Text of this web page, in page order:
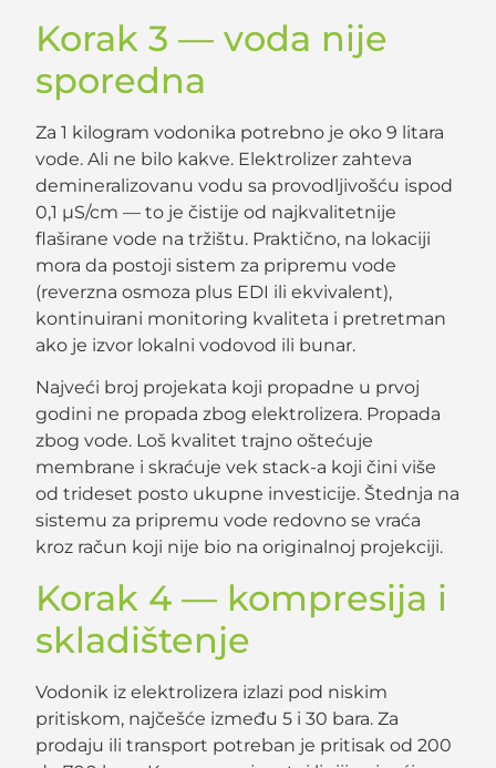
Korak 3 — voda nije
sporedna
Za 1 kilogram vodonika potrebno je oko 9 litara
vode. Ali ne bilo kakve. Elektrolizer zahteva
demineralizovanu vodu sa provodljivošću ispod
0,1 µS/cm — to je čistije od najkvalitetnije
flaširane vode na tržištu. Praktično, na lokaciji
mora da postoji sistem za pripremu vode
(reverzna osmoza plus EDI ili ekvivalent),
kontinuirani monitoring kvaliteta i pretretman
ako je izvor lokalni vodovod ili bunar.
Najveći broj projekata koji propadne u prvoj
godini ne propada zbog elektrolizera. Propada
zbog vode. Loš kvalitet trajno oštećuje
membrane i skraćuje vek stack-a koji čini više
od trideset posto ukupne investicije. Štednja na
sistemu za pripremu vode redovno se vraća
kroz račun koji nije bio na originalnoj projekciji.
Korak 4 — kompresija i
skladištenje
Vodonik iz elektrolizera izlazi pod niskim
pritiskom, najčešće između 5 i 30 bara. Za
prodaju ili transport potreban je pritisak od 200